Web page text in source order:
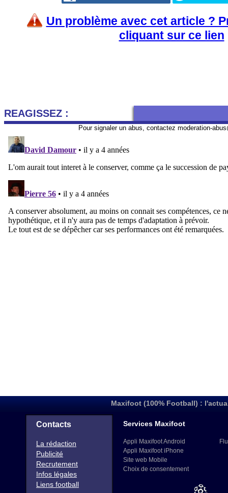
Un problème avec cet article ?
cliquant sur ce lien
REAGISSEZ :
Pour signaler un abus, contactez moderation-
Maxifoot (100% Football) :
Contacts
La rédaction
Publicité
Recrutement
Infos légales
Liens football
Services Maxifoot
Appli Maxifoot Android
Appli Maxifoot iPhone
Site web Mobile
Choix de consentement